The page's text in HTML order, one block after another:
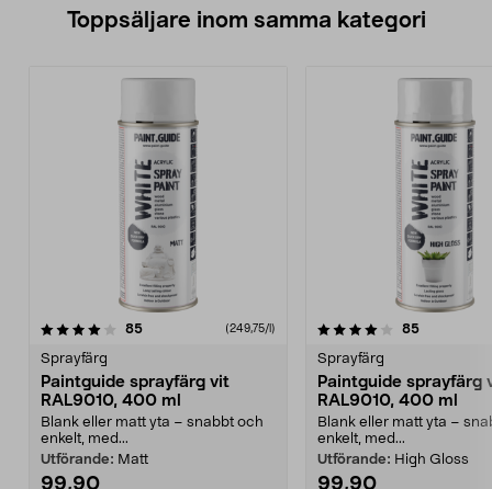
Toppsäljare inom samma kategori
85recensioner (249,75/l)
Sprayfärg
Paintguide sprayfärg vit
RAL9010, 400 ml
Blank eller matt yta – snabbt och
enkelt, med...
Utförande: Matt
99,90
4.0 av 5 stjärnor 85recensioner
Sprayfärg
Paintguide sprayfärg
RAL9010, 400 ml
Blank eller matt yta –
enkelt, med...
Utförande: High Gloss
99,90
4.5 av 5 stjärnor